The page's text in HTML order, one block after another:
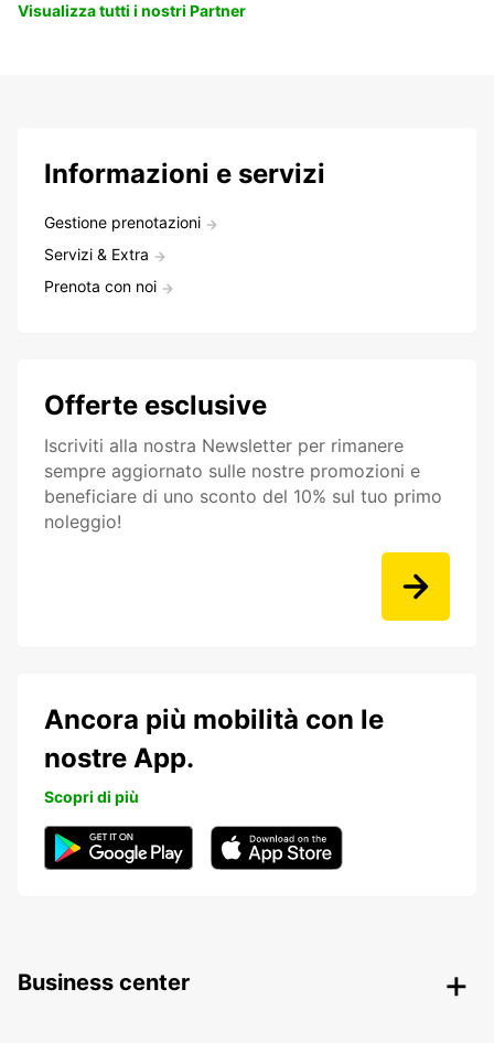
Visualizza tutti i nostri Partner
Informazioni e servizi
Gestione prenotazioni
Servizi & Extra
Prenota con noi
Offerte esclusive
Iscriviti alla nostra Newsletter per rimanere
sempre aggiornato sulle nostre promozioni e
beneficiare di uno sconto del 10% sul tuo primo
noleggio!
Ancora più mobilità con le
nostre App.
Scopri di più
Business center